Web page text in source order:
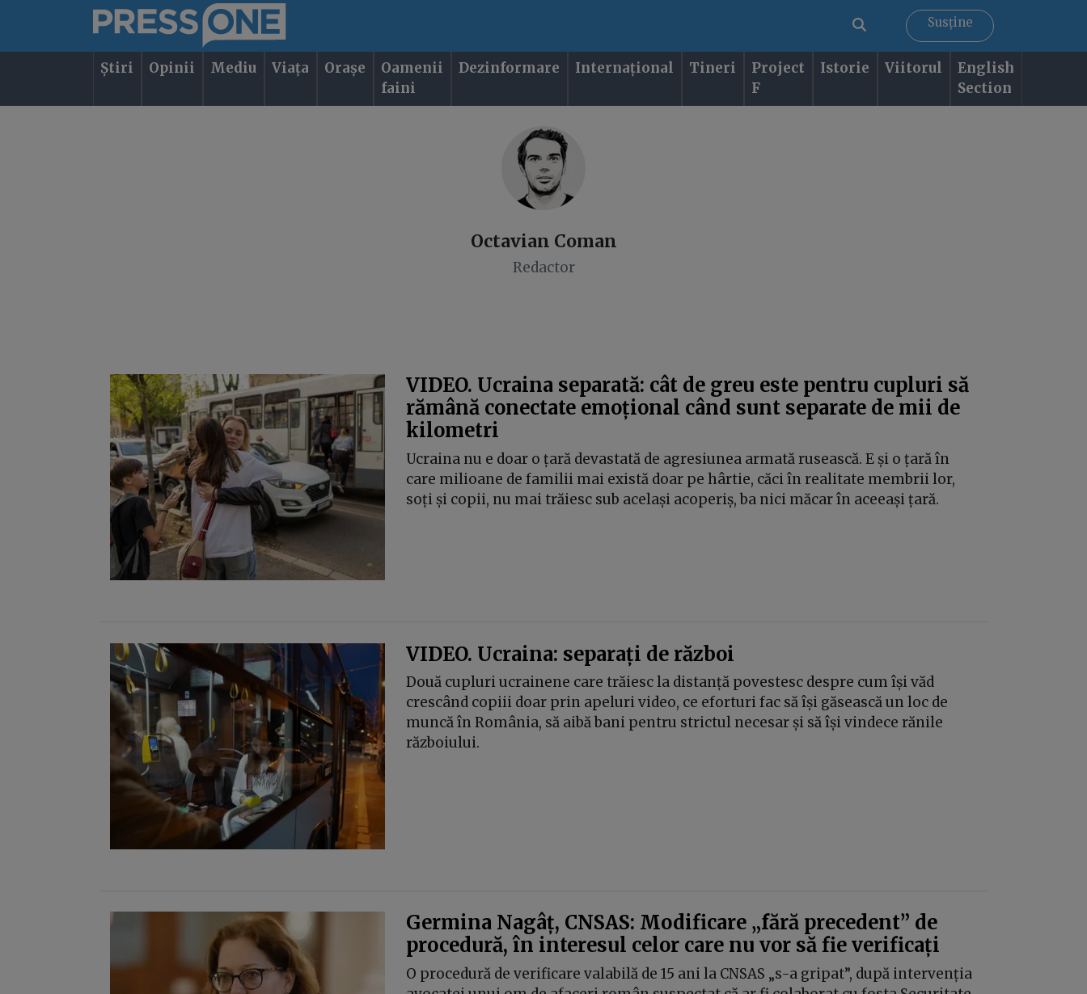
Susține
Știri Opinii Mediu Viața Orașe
Oamenii
faini
Dezinformare Internațional Tineri
Project
F
Istorie Viitorul
English
Section
Octavian Coman
Redactor
VIDEO. Ucraina separată: cât de greu este pentru cupluri să
rămână conectate emoțional când sunt separate de mii de
kilometri
Ucraina nu e doar o țară devastată de agresiunea armată rusească. E și o țară în
care milioane de familii mai există doar pe hârtie, căci în realitate membrii lor,
soți și copii, nu mai trăiesc sub același acoperiș, ba nici măcar în aceeași țară.
VIDEO. Ucraina: separați de război
Două cupluri ucrainene care trăiesc la distanță povestesc despre cum își văd
crescând copiii doar prin apeluri video, ce eforturi fac să își găsească un loc de
muncă în România, să aibă bani pentru strictul necesar și să își vindece rănile
războiului.
Germina Nagâț, CNSAS: Modificare „fără precedent” de
procedură, în interesul celor care nu vor să fie verificați
O procedură de verificare valabilă de 15 ani la CNSAS „s-a gripat”, după intervenția